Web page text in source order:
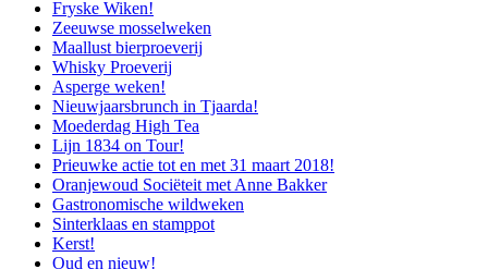
Fryske Wiken!
Zeeuwse mosselweken
Maallust bierproeverij
Whisky Proeverij
Asperge weken!
Nieuwjaarsbrunch in Tjaarda!
Moederdag High Tea
Lijn 1834 on Tour!
Prieuwke actie tot en met 31 maart 2018!
Oranjewoud Sociëteit met Anne Bakker
Gastronomische wildweken
Sinterklaas en stamppot
Kerst!
Oud en nieuw!